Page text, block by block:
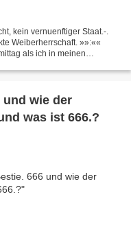
kein vernuenftiger Staat.-.
Weiberherrschaft. »»:««
als ich in meinen
und wie der
was ist 666.?